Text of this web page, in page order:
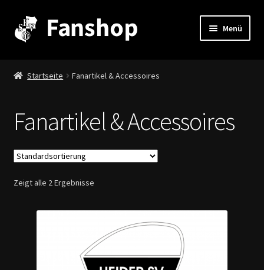
Zur
Navigation
Zum
Inhalt
Menü
Stadionheft
Informationen
Mein Konto
Warenkorb
Startseite Fanartikel & Accessoires
Fanartikel & Accessoires
Zeigt alle 2 Ergebnisse